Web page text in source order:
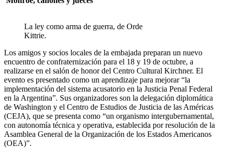
La ley como arma de guerra, de Orde
Kittrie.
Los amigos y socios locales de la embajada preparan un nuevo
encuentro de confraternización para el 18 y 19 de octubre, a
realizarse en el salón de honor del Centro Cultural Kirchner. El
evento es presentado como un aprendizaje para mejorar “la
implementación del sistema acusatorio en la Justicia Penal Federal
en la Argentina”. Sus organizadores son la delegación diplomática
de Washington y el Centro de Estudios de Justicia de las Américas
(CEJA), que se presenta como “un organismo intergubernamental,
con autonomía técnica y operativa, establecida por resolución de la
Asamblea General de la Organización de los Estados Americanos
(OEA)”.